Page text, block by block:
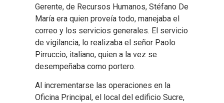
Gerente, de Recursos Humanos, Stéfano De
María era quien proveía todo, manejaba el
correo y los servicios generales. El servicio
de vigilancia, lo realizaba el señor Paolo
Pirruccio, italiano, quien a la vez se
desempeñaba como portero.
Al incrementarse las operaciones en la
Oficina Principal, el local del edificio Sucre,